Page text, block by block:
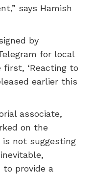
says Hamish
by
for local
first, ‘Reacting to
earlier this
associate,
on the
is not suggesting
provide a